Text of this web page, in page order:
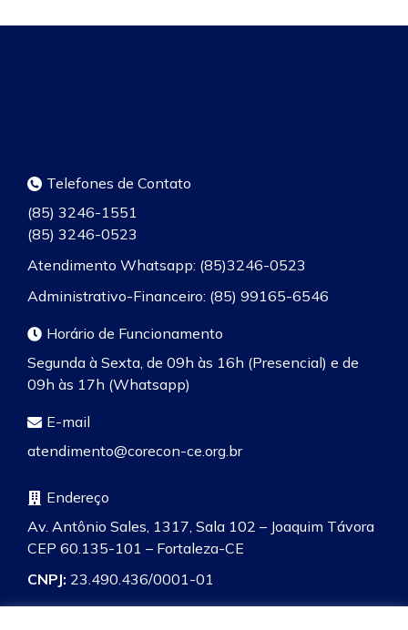
Telefones de Contato
(85) 3246-1551
(85) 3246-0523
Atendimento Whatsapp: (85)3246-0523
Administrativo-Financeiro: (85) 99165-6546
Horário de Funcionamento
Segunda à Sexta, de 09h às 16h (Presencial) e de
09h às 17h (Whatsapp)
E-mail
atendimento@corecon-ce.org.br
Endereço
Av. Antônio Sales, 1317, Sala 102 – Joaquim Távora
CEP 60.135-101 – Fortaleza-CE
CNPJ: 23.490.436/0001-01